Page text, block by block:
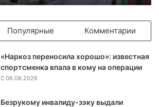
Популярные Комментарии
«Наркоз переносила хорошо»: известная
спортсменка впала в кому на операции
06.08.2026
Безрукому инвалиду-зэку выдали